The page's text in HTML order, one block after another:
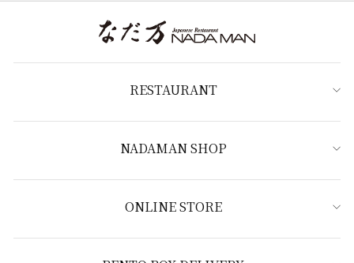
RESTAURANT
NADAMAN SHOP
ONLINE STORE